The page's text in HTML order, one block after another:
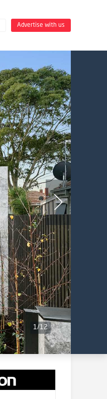
Advertise with us
1/12